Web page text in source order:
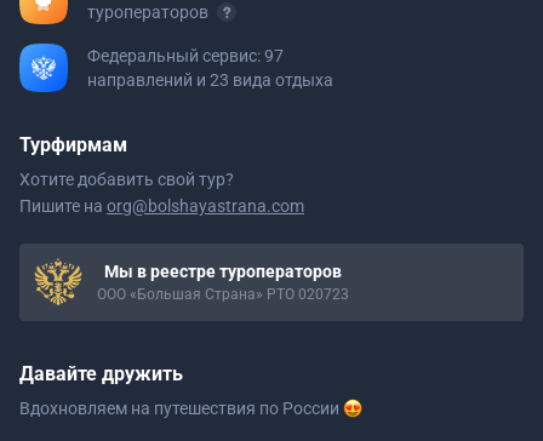
туроператоров
Федеральный сервис: 97
направлений и 23 вида отдыха
Турфирмам
Хотите добавить свой тур?
Пишите на org@bolshayastrana.com
Мы в реестре туроператоров
ООО «Большая Страна» РТО 020723
Давайте дружить
Вдохновляем на путешествия по России